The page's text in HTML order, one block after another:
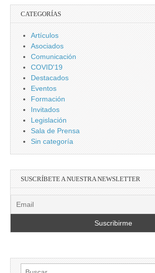
mujeres
musulmanas
occidentalizadas
CATEGORÍAS
Artículos
Asociados
Comunicación
COVID'19
Destacados
Eventos
Formación
Invitados
Legislación
Sala de Prensa
Sin categoría
SUSCRÍBETE A NUESTRA NEWSLETTER
Buscar: